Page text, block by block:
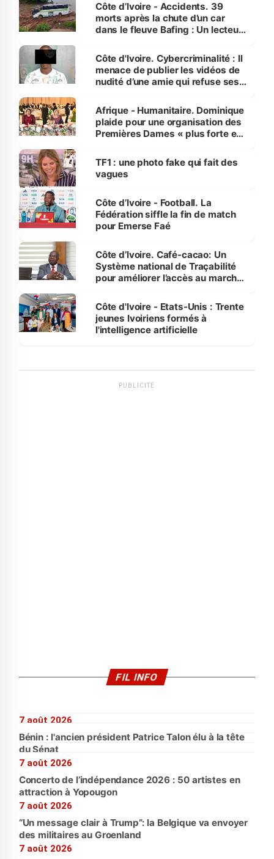
Côte d’Ivoire - Accidents. 39
morts après la chute d’un car
dans le fleuve Bafing : Un lecteur
des Transports
Côte d'Ivoire. Cybercriminalité : Il
menace de publier les vidéos de
nudité d’une amie qui refuse ses
Afrique - Humanitaire. Dominique
plaide pour une organisation des
Premières Dames « plus forte et
sur la scène internationale »
TF1 : une photo fake qui fait des
vagues
Côte d’Ivoire - Football. La
Fédération siffle la fin de match
pour Emerse Faé
Côte d’Ivoire. Café-cacao: Un
Système national de Traçabilité
pour améliorer l’accès au marché
Côte d'Ivoire - Etats-Unis : Trente
jeunes Ivoiriens formés à
l'intelligence artificielle
PUBLICITÉ
FIL INFO
7 août 2026
Bénin : l'ancien président Patrice Talon élu à la tête
du Sénat
7 août 2026
Concerto de l’indépendance 2026 : 50 artistes en
attraction à Yopougon
7 août 2026
“Un message clair à Trump”: la Belgique va envoyer
des militaires au Groenland
7 août 2026